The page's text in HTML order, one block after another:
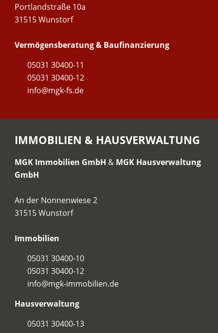
Portlandstraße 10a
31515 Wunstorf
Vermögensberatung & Baufinanzierung
05031 30400-11
05031 30400-12
info@mgk-fs.de
IMMOBILIEN & HAUSVERWALTUNG
MGK Immobilien GmbH & MGK Hausverwaltung
GmbH
An der Nonnenwiese 2
31515 Wunstorf
Immobilien
05031 30400-10
05031 30400-12
info@mgk-immobilien.de
Hausverwaltung
05031 30400-13